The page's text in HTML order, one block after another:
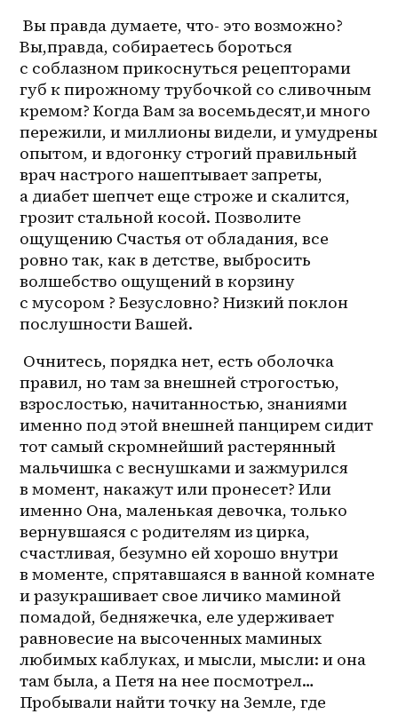
Вы правда думаете, что- это возможно?
Вы,правда, собираетесь бороться
с соблазном прикоснуться рецепторами
губ к пирожному трубочкой со сливочным
кремом? Когда Вам за восемьдесят,и много
пережили, и миллионы видели, и умудрены
опытом, и вдогонку строгий правильный
врач настрого нашептывает запреты,
а диабет шепчет еще строже и скалится,
грозит стальной косой. Позволите
ощущению Счастья от обладания, все
ровно так, как в детстве, выбросить
волшебство ощущений в корзину
с мусором ? Безусловно? Низкий поклон
послушности Вашей.
правил, но там за внешней строгостью,
взрослостью, начитанностью, знаниями
именно под этой внешней панцирем сидит
тот самый скромнейший растерянный
мальчишка с веснушками и зажмурился
в момент, накажут или пронесет? Или
именно Она, маленькая девочка, только
вернувшаяся с родителям из цирка,
счастливая, безумно ей хорошо внутри
в моменте, спрятавшаяся в ванной комнате
и разукрашивает свое личико маминой
помадой, бедняжечка, еле удерживает
равновесие на высоченных маминых
любимых каблуках, и мысли, мысли: и она
там была, а Петя на нее посмотрел…
Пробывали найти точку на Земле, где